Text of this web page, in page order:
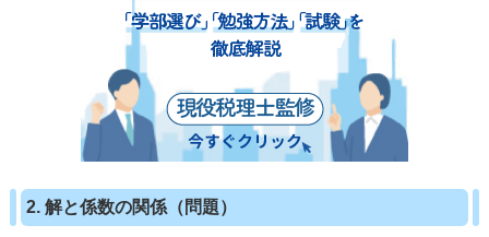
2. 解と係数の関係（問題）